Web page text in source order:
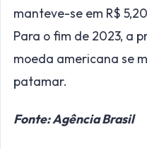
manteve-se em R$
Para o fim de 2023, a
moeda americana se
patamar.
Fonte: Agência Brasil